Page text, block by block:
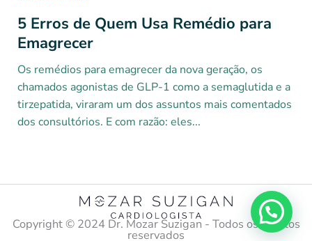
5 Erros de Quem Usa Remédio para
Emagrecer
Os remédios para emagrecer da nova geração, os
chamados agonistas de GLP-1 como a semaglutida e a
tirzepatida, viraram um dos assuntos mais comentados
dos consultórios. E com razão: eles...
Copyright ©️ 2024 Dr. Mozar Suzigan - Todos os direitos
reservados